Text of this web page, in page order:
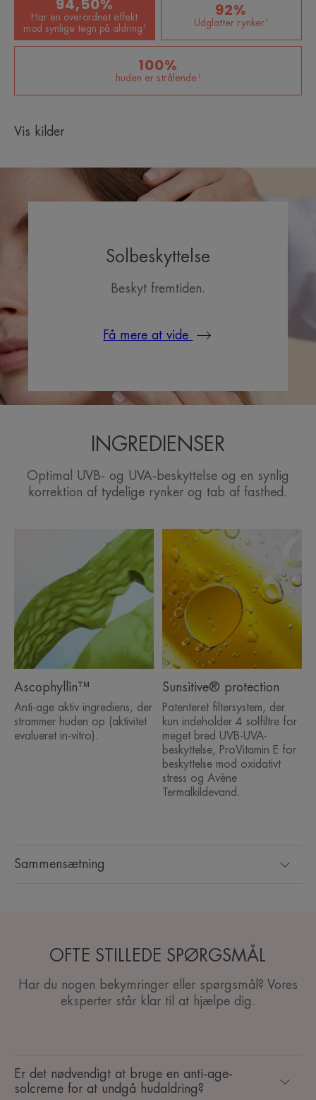
radikaler.
*Test udført in vitro.
94,50%
Har en overordnet effekt
mod synlige tegn på aldring¹
92%
Udglatter rynker¹
100%
huden er strålende¹
Vis kilder
Solbeskyttelse
Beskyt fremtiden.
Få mere at vide
INGREDIENSER
Optimal UVB- og UVA-beskyttelse og en synlig
korrektion af tydelige rynker og tab af fasthed.
Sammensætning
Ascophyllin™
Anti-age aktiv ingrediens, der
strammer huden op (aktivitet
evalueret in-vitro).
Sunsitive® protection
Patenteret filtersystem, der
kun indeholder 4 solfiltre for
meget bred UVB-UVA-
beskyttelse, ProVitamin E for
beskyttelse mod oxidativt
stress og Avène
Termalkildevand.
OFTE STILLEDE SPØRGSMÅL
Har du nogen bekymringer eller spørgsmål? Vores
eksperter står klar til at hjælpe dig.
Er det nødvendigt at bruge en anti-age-
solcreme for at undgå hudaldring?